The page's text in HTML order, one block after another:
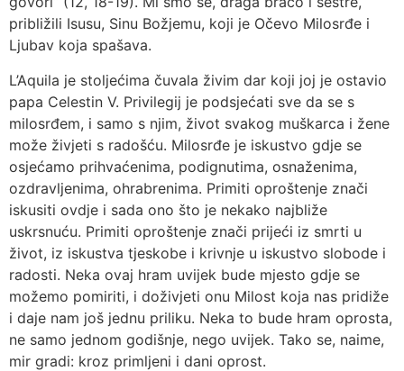
približili Isusu, Sinu Božjemu, koji je Očevo Milosrđe i
Ljubav koja spašava.
L’Aquila je stoljećima čuvala živim dar koji joj je ostavio
papa Celestin V. Privilegij je podsjećati sve da se s
milosrđem, i samo s njim, život svakog muškarca i žene
može živjeti s radošću. Milosrđe je iskustvo gdje se
osjećamo prihvaćenima, podignutima, osnaženima,
ozdravljenima, ohrabrenima. Primiti oproštenje znači
iskusiti ovdje i sada ono što je nekako najbliže
uskrsnuću. Primiti oproštenje znači prijeći iz smrti u
život, iz iskustva tjeskobe i krivnje u iskustvo slobode i
radosti. Neka ovaj hram uvijek bude mjesto gdje se
možemo pomiriti, i doživjeti onu Milost koja nas pridiže
i daje nam još jednu priliku. Neka to bude hram oprosta,
ne samo jednom godišnje, nego uvijek. Tako se, naime,
mir gradi: kroz primljeni i dani oprost.